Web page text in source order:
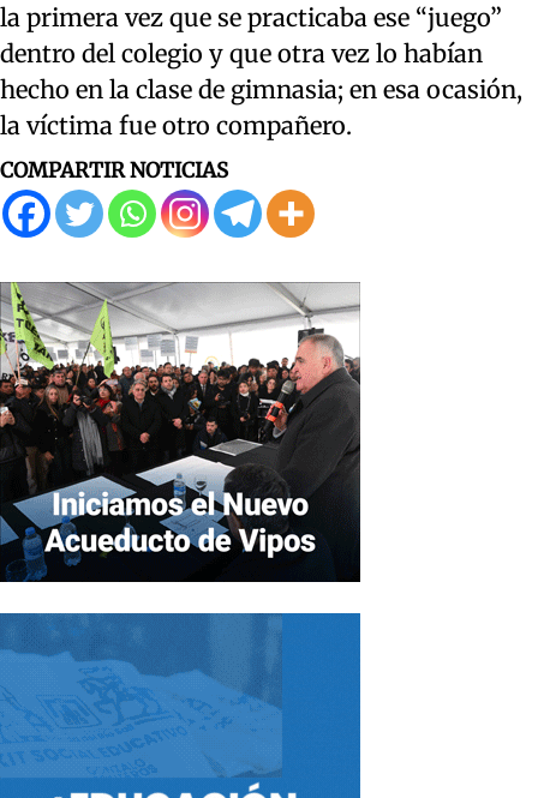
la primera vez que se practicaba ese “juego”
dentro del colegio y que otra vez lo habían
hecho en la clase de gimnasia; en esa ocasión,
la víctima fue otro compañero.
COMPARTIR NOTICIAS